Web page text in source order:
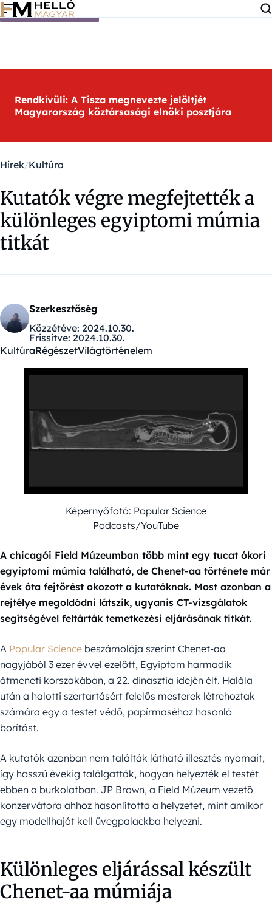
Ugrás a tartalomra
Rendkívüli: A Tisza megnevezte jelöltjét
Magyarország köztársasági elnöki posztjára
Hírek Kultúra
Kutatók végre megfejtették a
különleges egyiptomi múmia
titkát
Szerkesztőség
Közzétéve: 2024.10.30.
Frissítve: 2024.10.30.
Kategóriák:
KultúraRégészetVilágtörténelem
Képernyőfotó: Popular Science
Podcasts/YouTube
A chicagói Field Múzeumban több mint egy tucat ókori
egyiptomi múmia található, de Chenet-aa története már
évek óta fejtörést okozott a kutatóknak. Most azonban a
rejtélye megoldódni látszik, ugyanis CT-vizsgálatok
segítségével feltárták temetkezési eljárásának titkát.
A Popular Science beszámolója szerint Chenet-aa
nagyjából 3 ezer évvel ezelőtt, Egyiptom harmadik
átmeneti korszakában, a 22. dinasztia idején élt. Halála
után a halotti szertartásért felelős mesterek létrehoztak
számára egy a testet védő, papírmaséhoz hasonló
borítást.
A kutatók azonban nem találták látható illesztés nyomait,
így hosszú évekig találgatták, hogyan helyezték el testét
ebben a burkolatban. JP Brown, a Field Múzeum vezető
konzervátora ahhoz hasonlította a helyzetet, mint amikor
egy modellhajót kell üvegpalackba helyezni.
Különleges eljárással készült
Chenet-aa múmiája